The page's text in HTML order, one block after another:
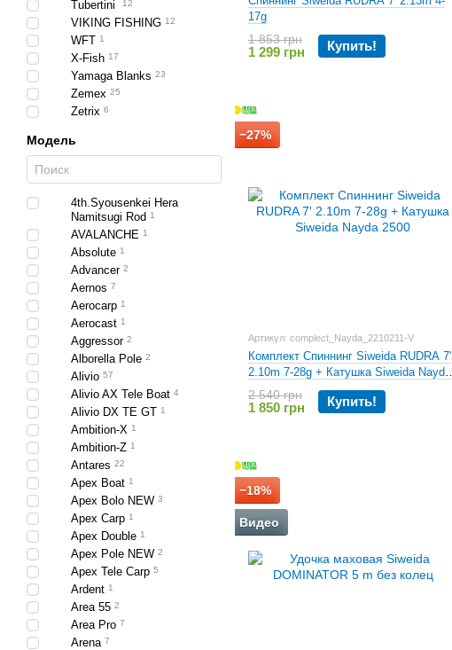
17g
1 853 грн
1 299 грн Купить!
−27%
Артикул: complect_Nayda_2210211-V
Комплект Спиннинг Siweida RUDRA 7'
2.10m 7-28g + Катушка Siweida Nayda
2500
2 540 грн
1 850 грн Купить!
−18%
Видео
Tubertini 12
VIKING FISHING 12
WFT 1
X-Fish 17
Yamaga Blanks 23
Zemex 25
Zetrix 6
Модель
4th.Syousenkei Hera
Namitsugi Rod 1
AVALANCHE 1
Absolute 1
Advancer 2
Aernos 7
Aerocarp 1
Aerocast 1
Aggressor 2
Alborella Pole 2
Alivio 57
Alivio AX Tele Boat 4
Alivio DX TE GT 1
Ambition-X 1
Ambition-Z 1
Antares 22
Apex Boat 1
Apex Bolo NEW 3
Apex Carp 1
Apex Double 1
Apex Pole NEW 2
Apex Tele Carp 5
Ardent 1
Area 55 2
Area Pro 7
Arena 7